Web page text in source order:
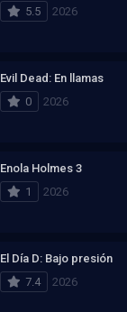
5.5
2026
Evil Dead: En llamas
0
2026
Enola Holmes 3
1
2026
El Día D: Bajo presión
7.4
2026